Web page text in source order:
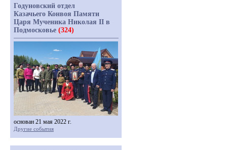
Годуновский отдел
Казачьего Конвоя Памяти
Царя Мученика Николая II в
Подмосковье (324)
основан 21 мая 2022 г.
Другие события